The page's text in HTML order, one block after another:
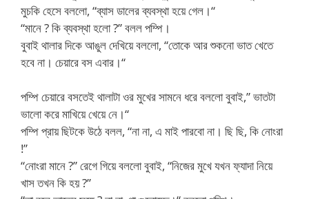
মুচকি হেসে বললো, “ব্যাস ডালের ব্যবস্থা হয়ে গেল।“
“মানে ? কি ব্যবস্থা হলো ?” বলল পম্পি।
বুবাই থালার দিকে আঙুল দেখিয়ে বললো, “তোকে আর শুকনো ভাত খেতে
হবে না। চেয়ারে বস এবার।“
পম্পি চেয়ারে বসতেই থালাটা ওর মুখের সামনে ধরে বললো বুবাই,” ভাতটা
ভালো করে মাখিয়ে খেয়ে নে।“
পম্পি প্রায় ছিটকে উঠে বলল, “না না, এ মাই পারবো না। ছি ছি, কি নোংরা
!”
“নোংরা মানে ?” রেগে গিয়ে বললো বুবাই, “নিজের মুখে যখন ফ্যাদা নিয়ে
খাস তখন কি হয় ?”